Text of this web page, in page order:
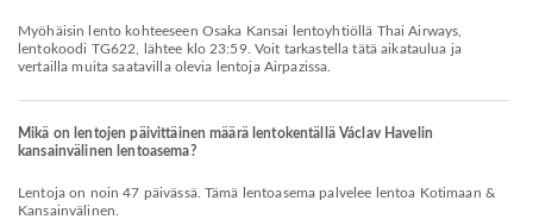
Myöhäisin lento kohteeseen Osaka Kansai lentoyhtiöllä Thai Airways,
lentokoodi TG622, lähtee klo 23:59. Voit tarkastella tätä aikataulua ja
vertailla muita saatavilla olevia lentoja Airpazissa.
Mikä on lentojen päivittäinen määrä lentokentällä Václav Havelin
kansainvälinen lentoasema?
Lentoja on noin 47 päivässä. Tämä lentoasema palvelee lentoa Kotimaan &
Kansainvälinen.